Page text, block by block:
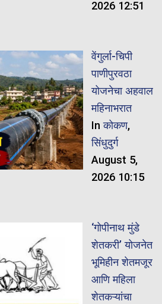
2026 12:51
वेंगुर्ला-चिपी
पाणीपुरवठा
योजनेचा अहवाल
महिनाभरात
Inकोकण,
सिंधुदुर्ग
August 5,
2026 10:15
‘गोपीनाथ मुंडे
शेतकरी’ योजनेत
भूमिहीन शेतमजूर
आणि महिला
शेतकऱ्यांचा